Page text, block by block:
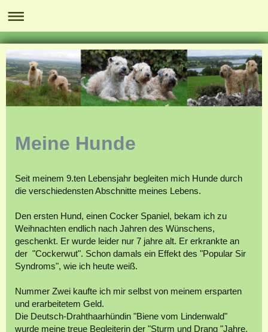
Meine Hunde
Seit meinem 9.ten Lebensjahr begleiten mich Hunde durch
die verschiedensten Abschnitte meines Lebens.
Den ersten Hund, einen Cocker Spaniel, bekam ich zu
Weihnachten endlich nach Jahren des Wünschens,
geschenkt. Er wurde leider nur 7 jahre alt. Er erkrankte an
der "Cockerwut". Schon damals ein Effekt des "Popular Sir
Syndroms", wie ich heute weiß.
Nummer Zwei kaufte ich mir selbst von meinem ersparten
und erarbeitetem Geld.
Die Deutsch-Drahthaarhündin "Biene vom Lindenwald"
wurde meine treue Begleiterin der "Sturm und Drang "Jahre.